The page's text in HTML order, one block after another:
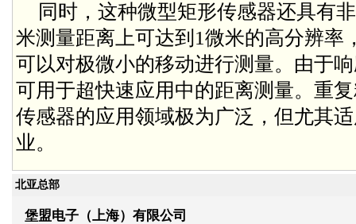
同时，这种微型矩形传感器还具有
米测量距离上可达到1微米的高分辨率
可以对极微小的移动进行测量。由于
可用于超快速应用中的距离测量。重
传感器的应用领域极为广泛，但尤其
业。
北亚总部
堡盟电子（上海）有限公司